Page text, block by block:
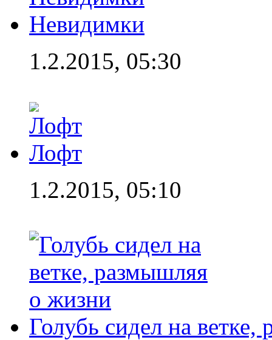
Невидимки
1.2.2015, 05:30
Лофт
1.2.2015, 05:10
Голубь сидел на